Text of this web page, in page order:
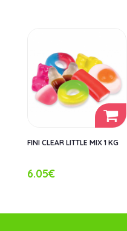
FINI CLEAR LITTLE MIX 1 KG
6.05€